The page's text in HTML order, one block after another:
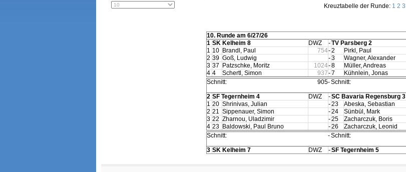
Kreuztabelle der Runde: 1 2 3
10. Runde am 6/27/26
1 SK Kelheim 8 DWZ -TV Parsberg 2
1 10 Brandl, Paul 754-2 Pirkl, Paul
2 39 Goß, Ludwig -3 Wagner, Alexander
3 37 Patzschke, Moritz 1024-8 Müller, Andreas
4 4 Schertl, Simon 937-7 Kühnlein, Jonas
Schnitt:
905-Schnitt:
2 SF Tegernheim 4 DWZ -SC Bavaria Regensburg 3
1 20 Shrinivas, Julian -23 Abeska, Sebastian
2 21 Sippenauer, Simon -24 Sünbül, Mark
3 22 Zharnou, Uladzimir -25 Zacharczuk, Boris
4 23 Baldowski, Paul Bruno -26 Zacharczuk, Leonid
Schnitt:
-Schnitt:
3 SK Kelheim 7 DWZ -SF Tegernheim 5